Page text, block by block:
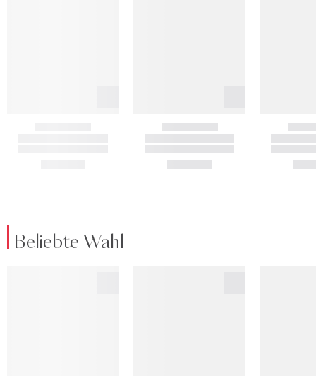
Beliebte Wahl